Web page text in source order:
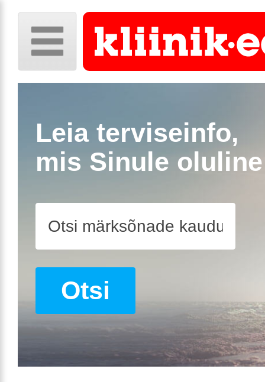
Leia terviseinfo,
mis Sinule oluline
Otsi